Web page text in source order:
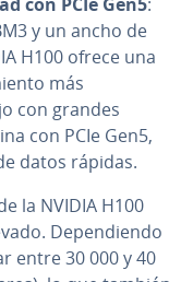
y un ancho de
H100 ofrece una
más
con grandes
con PCIe Gen5,
datos rápidas.
la NVIDIA H100
De­pe­n­die­n­do
entre 30 000 y 40